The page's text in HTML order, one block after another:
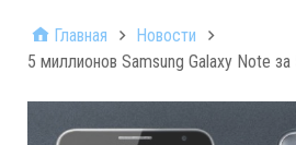
Главная
Новости
5 миллионов Samsung Galaxy Note